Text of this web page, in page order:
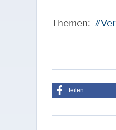
Themen:
teilen